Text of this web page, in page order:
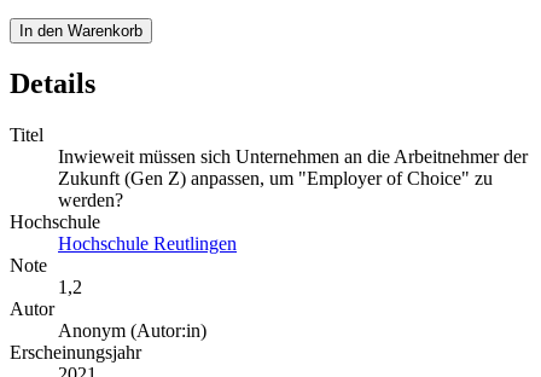
In den Warenkorb
Details
Titel
Inwieweit müssen sich Unternehmen an die Arbeitnehmer der
Zukunft (Gen Z) anpassen, um "Employer of Choice" zu
werden?
Hochschule
Hochschule Reutlingen
Note
1,2
Autor
Anonym (Autor:in)
Erscheinungsjahr